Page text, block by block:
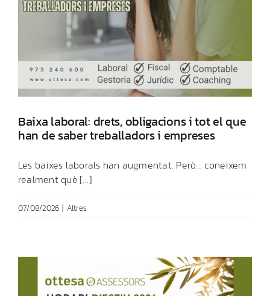
Baixa laboral: drets, obligacions i tot el que
han de saber treballadors i empreses
Les baixes laborals han augmentat. Però... coneixem
realment què [...]
07/08/2026 | Altres